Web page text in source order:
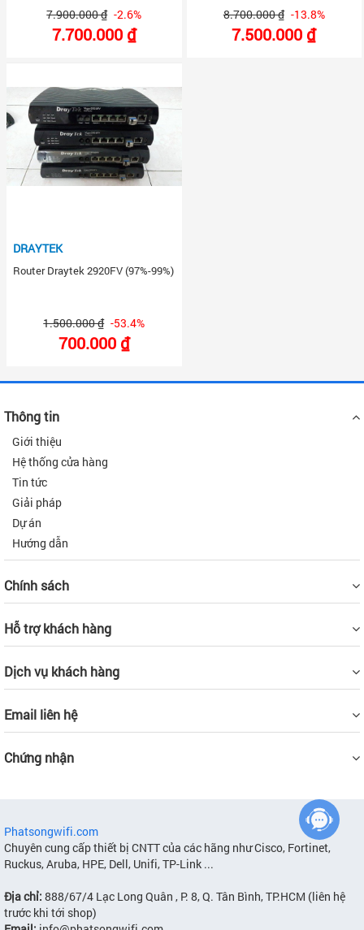
7.900.000 ₫ -2.6%
7.700.000 ₫
8.700.000 ₫ -13.8%
7.500.000 ₫
DRAYTEK
Router Draytek 2920FV (97%-99%)
1.500.000 ₫ -53.4%
700.000 ₫
Thông tin
Giới thiệu
Hệ thống cửa hàng
Tin tức
Giải pháp
Dự án
Hướng dẫn
Chính sách
Hỗ trợ khách hàng
Dịch vụ khách hàng
Email liên hệ
Chứng nhận
Phatsongwifi.com
Chuyên cung cấp thiết bị CNTT của các hãng như Cisco, Fortinet,
Ruckus, Aruba, HPE, Dell, Unifi, TP-Link ...
Địa chỉ: 888/67/4 Lạc Long Quân , P. 8, Q. Tân Bình, TP.HCM (liên hệ
trước khi tới shop)